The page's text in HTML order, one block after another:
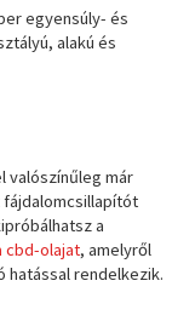
egyensúly- és
alakú és
valószínűleg már
a
cbd-olajat, amelyről
hatással rendelkezik.